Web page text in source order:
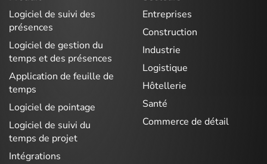
Logiciel de suivi des
présences
Logiciel de gestion du
temps et des présences
Application de feuille de
temps
Logiciel de pointage
Logiciel de suivi du
temps de projet
Intégrations
Entreprises
Construction
Industrie
Logistique
Hôtellerie
Santé
Commerce de détail